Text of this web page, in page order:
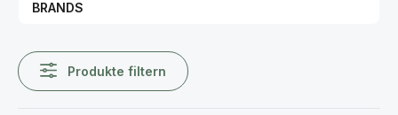
BRANDS
Produkte filtern